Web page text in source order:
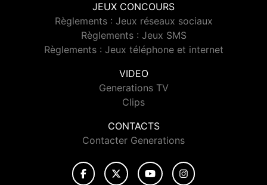
JEUX CONCOURS
Règlements : Jeux réseaux sociaux
Règlements : Jeux SMS
Règlements : Jeux téléphone et internet
VIDEO
Generations TV
Clips
CONTACTS
Contacter Generations